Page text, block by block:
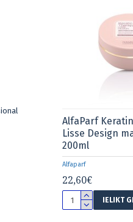
Alfaparf
AlfaParf
Lisse Design
200ml
22,60€
IELIKT